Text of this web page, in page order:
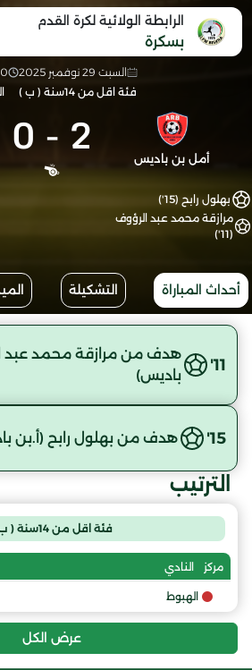
الرابطة الولائية لكرة القدم
بسكرة
السبت 29 نوفمبر 2025
فئة اقل من 14سنة ( ب )
أمل بن باديس 2
-
0
بهلول رابح (15')
مرازقة محمد عبد الرؤوف
(11')
أحداث المباراة التشكيلة
11'
هدف من مرازقة محمد عبد
باديس)
15' هدف من بهلول رابح (أ.بن
الترتيب
فئة اقل من 14سنة ( ب )
مركز النادي
الهبوط
عرض الكل